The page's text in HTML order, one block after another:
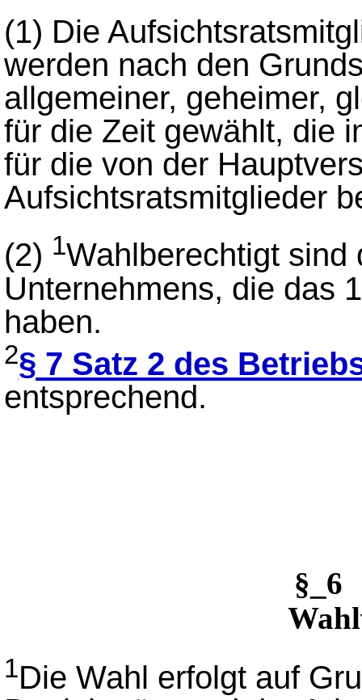
(1) Die
werden nach den
allgemeiner, geheimer,
für die Zeit gewählt, die
für die von der
Aufsichtsratsmitglieder
(2) 1Wahlberechtigt sind
Unternehmens, die das
haben.
2§ 7 Satz 2 des
entsprechend.
§_6
1Die Wahl erfolgt auf